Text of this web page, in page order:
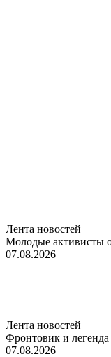
Лента новостей
Молодые активисты
07.08.2026
Лента новостей
Фронтовик и
07.08.2026